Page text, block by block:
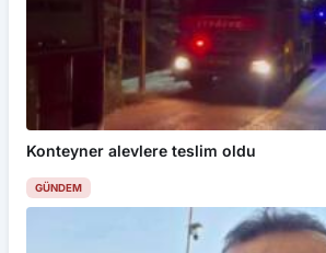
Konteyner alevlere teslim oldu
GÜNDEM